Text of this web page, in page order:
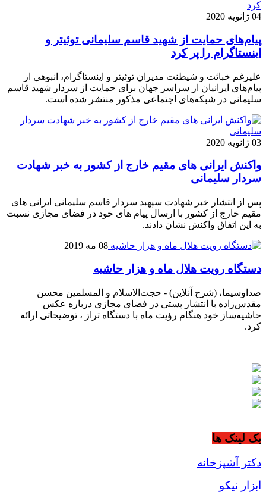
04 ژانویه 2020
پیام‌های حمایت از شهید قاسم سلیمانی توئیتر و
اینستاگرام را پر کرد
علیرغم خباثت و شیطنت مدیران توئیتر و اینستاگرام، انبوهی از
پیام‌های ایرانیان از سراسر جهان برای حمایت از سردار شهید قاسم
سلیمانی در شبکه‌های اجتماعی مذکور منتشر شده است.
03 ژانویه 2020
واکنش ایرانی های مقیم خارج از کشور به خبر شهادت
سردار سلیمانی
پس از انتشار خبر شهادت سپهبد سردار قاسم سلیمانی ایرانی های
مقیم خارج از کشور با ارسال پیام های خود در فضای مجازی نسبت
به این اتفاق واکنش نشان دادند.
08 مه 2019
دستگاه رویت هلال ماه و هزار حاشیه
صداوسیما، (شرح آنلاین) - حجت‌الاسلام و المسلمین محسن
مقدس‌زاده با انتشار پستی در فضای مجازی درباره عکس
حاشیه‌ساز خود هنگام رؤیت ماه با دستگاه تراز ، توضیحاتی ارائه
کرد.
بک لینک ها
دکتر آشپزخانه
ابزار نیکو